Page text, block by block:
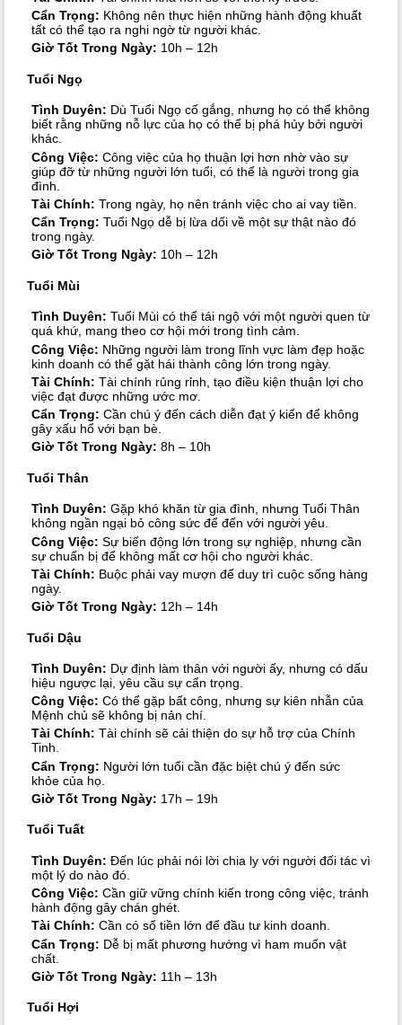
Cẩn Trọng: Không nên thực hiện những hành động khuất
tất có thể tạo ra nghi ngờ từ người khác.
Giờ Tốt Trong Ngày: 10h – 12h
Tuổi Ngọ
Tình Duyên: Dù Tuổi Ngọ cố gắng, nhưng họ có thể không
biết rằng những nỗ lực của họ có thể bị phá hủy bởi người
khác.
Công Việc: Công việc của họ thuận lợi hơn nhờ vào sự
giúp đỡ từ những người lớn tuổi, có thể là người trong gia
đình.
Tài Chính: Trong ngày, họ nên tránh việc cho ai vay tiền.
Cẩn Trọng: Tuổi Ngọ dễ bị lừa dối về một sự thật nào đó
trong ngày.
Giờ Tốt Trong Ngày: 10h – 12h
Tuổi Mùi
Tình Duyên: Tuổi Mùi có thể tái ngộ với một người quen từ
quá khứ, mang theo cơ hội mới trong tình cảm.
Công Việc: Những người làm trong lĩnh vực làm đẹp hoặc
kinh doanh có thể gặt hái thành công lớn trong ngày.
Tài Chính: Tài chính rủng rỉnh, tạo điều kiện thuận lợi cho
việc đạt được những ước mơ.
Cẩn Trọng: Cần chú ý đến cách diễn đạt ý kiến để không
gây xấu hổ với bạn bè.
Giờ Tốt Trong Ngày: 8h – 10h
Tuổi Thân
Tình Duyên: Gặp khó khăn từ gia đình, nhưng Tuổi Thân
không ngần ngại bỏ công sức để đến với người yêu.
Công Việc: Sự biến động lớn trong sự nghiệp, nhưng cần
sự chuẩn bị để không mất cơ hội cho người khác.
Tài Chính: Buộc phải vay mượn để duy trì cuộc sống hàng
ngày.
Giờ Tốt Trong Ngày: 12h – 14h
Tuổi Dậu
Tình Duyên: Dự định làm thân với người ấy, nhưng có dấu
hiệu ngược lại, yêu cầu sự cẩn trọng.
Công Việc: Có thể gặp bất công, nhưng sự kiên nhẫn của
Mệnh chủ sẽ không bị nản chí.
Tài Chính: Tài chính sẽ cải thiện do sự hỗ trợ của Chính
Tinh.
Cẩn Trọng: Người lớn tuổi cần đặc biệt chú ý đến sức
khỏe của họ.
Giờ Tốt Trong Ngày: 17h – 19h
Tuổi Tuất
Tình Duyên: Đến lúc phải nói lời chia ly với người đối tác vì
một lý do nào đó.
Công Việc: Cần giữ vững chính kiến trong công việc, tránh
hành động gây chán ghét.
Tài Chính: Cần có số tiền lớn để đầu tư kinh doanh.
Cẩn Trọng: Dễ bị mất phương hướng vì ham muốn vật
chất.
Giờ Tốt Trong Ngày: 11h – 13h
Tuổi Hợi